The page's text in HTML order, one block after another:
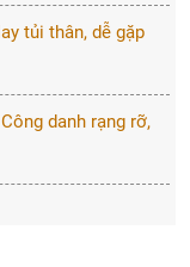
tủi thân, dễ gặp
danh rạng rỡ,